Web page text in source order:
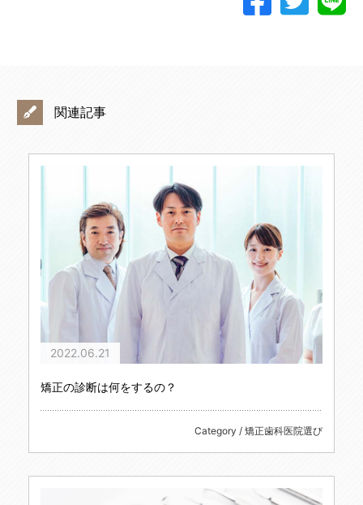
関連記事
2022.06.21
矯正の診断は何をするの？
Category / 矯正歯科医院選び